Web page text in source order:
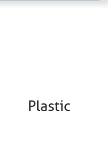
Plastic